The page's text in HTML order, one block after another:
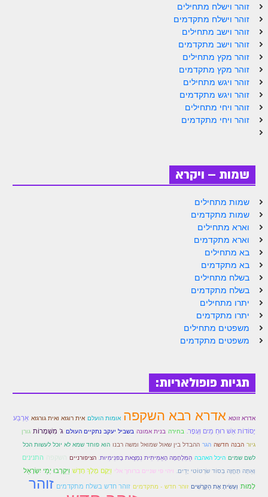
ספר הזוהר ויצא מתקדמים
ספר הזוהר וישלח מתחילים
הזוהר הקדוש וישלח מתקדמים
הזוהר הקדוש וישב מתחילים
הזוהר הקדוש וישב מתקדמים
הזוהר הקדוש מקץ מתחילים
הזוהר הקדוש ויגש מתקדמים
הזוהר הקדוש ויחי מתחילים
הזוהר הקדוש ויחי מתקדמים
ספר הזוהר – שמות
הזוהר הקדוש שמות מתחילים
הזוהר הקדוש שמות מתקדמים
הזוהר הקדוש וארא מתחילים
הזוהר הקדוש וארא מתקדמים
הזוהר הקדוש בא מתקדמים
הזוהר הקדוש בשלח מתקדמים
הזוהר הקדוש יתרו מתקדמים
זוהר וישלח מתחילים
זוהר וישלח מתקדמים
זוהר וישב מתחילים
זוהר וישב מתקדמים
זוהר מקץ מתחילים
זוהר מקץ מתקדמים
זוהר ויגש מתחילים
זוהר ויגש מתקדמים
זוהר ויחי מתחילים
זוהר ויחי מתקדמים
שמות – ויקרא
שמות מתחילים
שמות מתקדמים
וארא מתחילים
וארא מתקדמים
בא מתחילים
בא מתקדמים
בשלח מתחילים
בשלח מתקדמים
יתרו מתחילים
יתרו מתקדמים
משפטים מתחילים
משפטים מתקדמים
תגיות פופולאריות:
אדרא זוטא אדרא רבא השקפה אומות הועלם אית רוגזא ואית גורגזא אַרְבַּע
יֶסּוֹדוֹת אֵשׁ רוּחַ מַיִם וְעָפָר. בחירה בנית אמונה בשביל יעקב נתקיים העולם ג' מִשְׁמָרוֹת גורן
גיור הבנה חדשה הגר ההבדל בין שאול שמואל ומשה רבנו הוא פוחד שמא לא יוכל לעשות הכל
לשם שמים היכל האהבה הַמִּלְחָמָה הָאַמִּיתִּית נִמְצֵאת בָּפּנִימִיוּת. הציפורניים התנינים
וְאַתָּה תֶּחֱזֶה בְּסוֹד שׂרְטּוֹטי יָדַיִם. ויהי פי שניים ברוחך אלי וַיָּקָם מֶלֶךְ חָדָשׁ וַיִּקְרְבוּ יְמֵי יִשְׂרָאֵל
לָמוּת וְעָשִׂיתָ אֶת הַקְּרָשִׁים זוהר חדש - מתקדמים זוהר חדש בשלח מתקדמים זוהר